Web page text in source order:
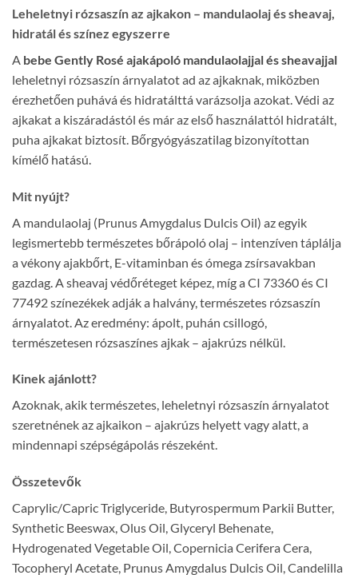
Leheletnyi rózsaszín az ajkakon – mandulaolaj és sheavaj,
hidratál és színez egyszerre
A bebe Gently Rosé ajakápoló mandulaolajjal és sheavajjal
leheletnyi rózsaszín árnyalatot ad az ajkaknak, miközben
érezhetően puhává és hidratálttá varázsolja azokat. Védi az
ajkakat a kiszáradástól és már az első használattól hidratált,
puha ajkakat biztosít. Bőrgyógyászatilag bizonyítottan
kímélő hatású.
Mit nyújt?
A mandulaolaj (Prunus Amygdalus Dulcis Oil) az egyik
legismertebb természetes bőrápoló olaj – intenzíven táplálja
a vékony ajakbőrt, E-vitaminban és ómega zsírsavakban
gazdag. A sheavaj védőréteget képez, míg a CI 73360 és CI
77492 színezékek adják a halvány, természetes rózsaszín
árnyalatot. Az eredmény: ápolt, puhán csillogó,
természetesen rózsaszínes ajkak – ajakrúzs nélkül.
Kinek ajánlott?
Azoknak, akik természetes, leheletnyi rózsaszín árnyalatot
szeretnének az ajkaikon – ajakrúzs helyett vagy alatt, a
mindennapi szépségápolás részeként.
Összetevők
Caprylic/Capric Triglyceride, Butyrospermum Parkii Butter,
Synthetic Beeswax, Olus Oil, Glyceryl Behenate,
Hydrogenated Vegetable Oil, Copernicia Cerifera Cera,
Tocopheryl Acetate, Prunus Amygdalus Dulcis Oil, Candelilla